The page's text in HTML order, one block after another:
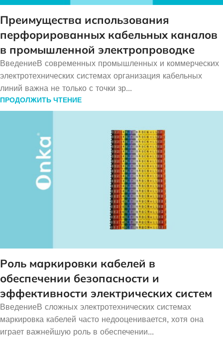
Преимущества использования
перфорированных кабельных каналов
в промышленной электропроводке
ВведениеВ современных промышленных и коммерческих
электротехнических системах организация кабельных
линий важна не только с точки зр...
ПРОДОЛЖИТЬ ЧТЕНИЕ
Роль маркировки кабелей в
обеспечении безопасности и
эффективности электрических систем
ВведениеВ сложных электротехнических системах
маркировка кабелей часто недооценивается, хотя она
играет важнейшую роль в обеспечении...